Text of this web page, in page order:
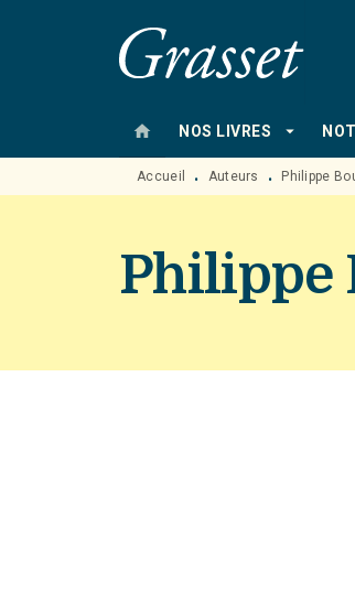
MENU RECHERCHE
home NOS LIVRES arrow_drop_down
Accueil • Auteurs • Philippe
Philippe